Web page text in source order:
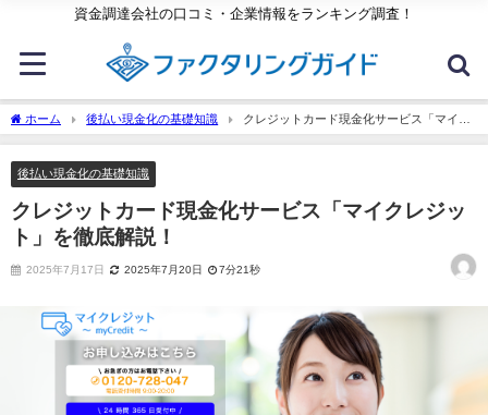
資金調達会社の口コミ・企業情報をランキング調査！
ホーム 後払い現金化の基礎知識
クレジットカード現金化サービス「マイク
レジット」を徹底解説！
後払い現金化の基礎知識
クレジットカード現金化サービス「マイクレジッ
ト」を徹底解説！
2025年7月17日 2025年7月20日 7分21秒